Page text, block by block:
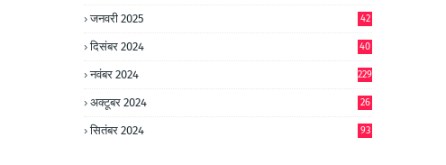
जनवरी 2025
42
दिसंबर 2024
40
नवंबर 2024 229
अक्टूबर 2024
26
सितंबर 2024 93